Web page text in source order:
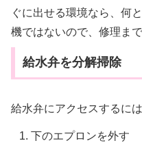
ぐに出せる環境なら、何
機ではないので、修理ま
給水弁を分解掃除
給水弁にアクセスするに
下のエプロンを外す